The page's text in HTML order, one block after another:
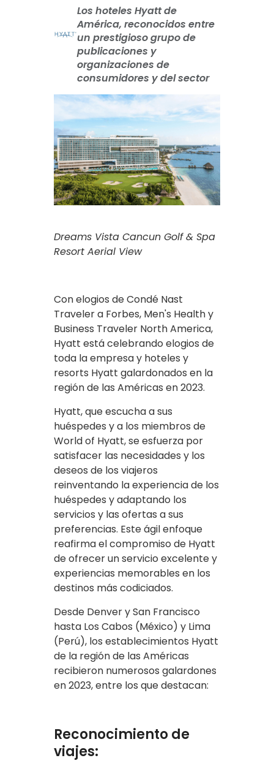
Los hoteles Hyatt de
América, reconocidos entre
un prestigioso grupo de
publicaciones y
organizaciones de
consumidores y del sector
Dreams Vista Cancun Golf & Spa
Resort Aerial View
Con elogios de Condé Nast
Traveler a Forbes, Men's Health y
Business Traveler North America,
Hyatt está celebrando elogios de
toda la empresa y hoteles y
resorts Hyatt galardonados en la
región de las Américas en 2023.
Hyatt, que escucha a sus
huéspedes y a los miembros de
World of Hyatt, se esfuerza por
satisfacer las necesidades y los
deseos de los viajeros
reinventando la experiencia de los
huéspedes y adaptando los
servicios y las ofertas a sus
preferencias. Este ágil enfoque
reafirma el compromiso de Hyatt
de ofrecer un servicio excelente y
experiencias memorables en los
destinos más codiciados.
Desde Denver y San Francisco
hasta Los Cabos (México) y Lima
(Perú), los establecimientos Hyatt
de la región de las Américas
recibieron numerosos galardones
en 2023, entre los que destacan:
Reconocimiento de
viajes: